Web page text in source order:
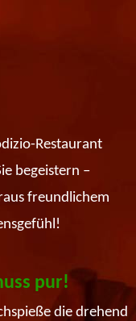
Restaurant
begeistern –
freundlichem
pur!
die drehend